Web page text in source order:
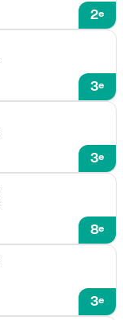
2e
3e
3e
8e
3e